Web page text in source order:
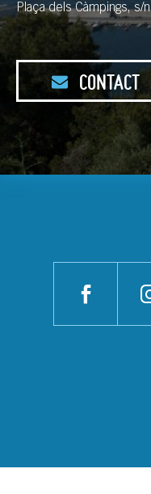
Plaça dels Càmpings, s/n
CONTACT